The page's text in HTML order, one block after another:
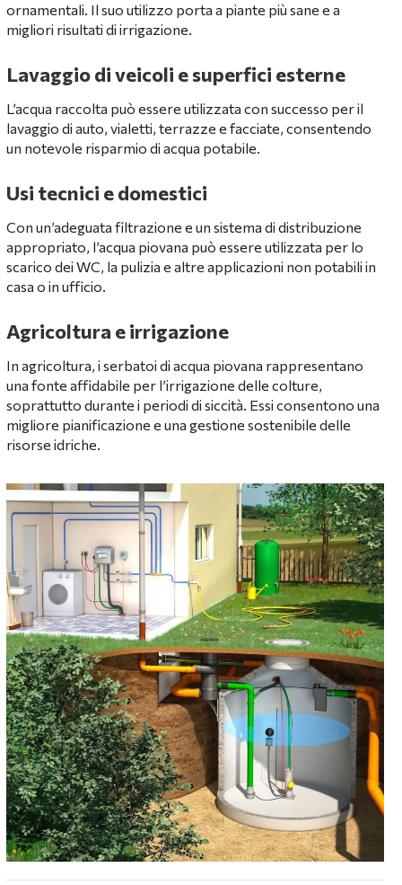
ornamentali. Il suo utilizzo porta a piante più sane e a
migliori risultati di irrigazione.
Lavaggio di veicoli e superfici esterne
L’acqua raccolta può essere utilizzata con successo per il
lavaggio di auto, vialetti, terrazze e facciate, consentendo
un notevole risparmio di acqua potabile.
Usi tecnici e domestici
Con un’adeguata filtrazione e un sistema di distribuzione
appropriato, l’acqua piovana può essere utilizzata per lo
scarico dei WC, la pulizia e altre applicazioni non potabili in
casa o in ufficio.
Agricoltura e irrigazione
In agricoltura, i serbatoi di acqua piovana rappresentano
una fonte affidabile per l’irrigazione delle colture,
soprattutto durante i periodi di siccità. Essi consentono una
migliore pianificazione e una gestione sostenibile delle
risorse idriche.